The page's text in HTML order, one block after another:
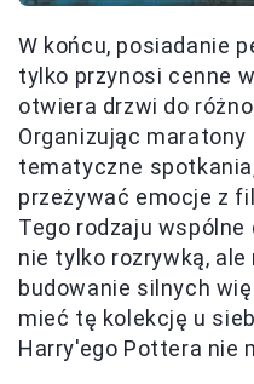
W końcu, posiadanie
tylko przynosi cenne
otwiera drzwi do
Organizując maratony
tematyczne
przeżywać emocje z
Tego rodzaju
nie tylko rozrywką,
budowanie silnych
mieć tę kolekcję u
Harry'ego Pottera nie